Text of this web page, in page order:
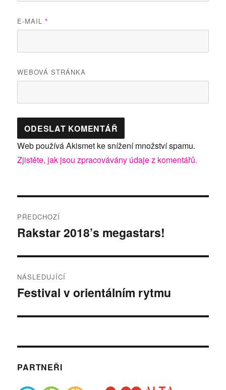
E-MAIL*
WEBOVÁ STRÁNKA
Web používá Akismet ke snížení množství spamu.
Zjistěte, jak jsou zpracovávány údaje z komentářů.
pro
PŘEDCHOZÍ
Předchozí
Rakstar 2018’s megastars!
NÁSLEDUJÍCÍ
Následující
Festival v orientálním rytmu
PARTNEŘI